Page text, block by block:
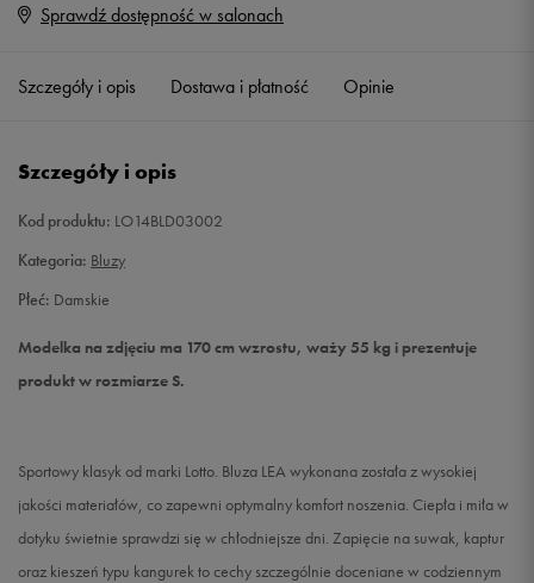
XS Powiadom o dostępności
S Powiadom o dostępności
Sprawdź dostępność w salonach
Szczegóły i opis Dostawa i płatność Opinie
Szczegóły i opis
Kod produktu: LO14BLD03002
Kategoria: Bluzy
Płeć: Damskie
Modelka na zdjęciu ma 170 cm wzrostu, waży 55 kg i prezentuje
produkt w rozmiarze S.
Sportowy klasyk od marki Lotto. Bluza LEA wykonana została z wysokiej
jakości materiałów, co zapewni optymalny komfort noszenia. Ciepła i miła w
dotyku świetnie sprawdzi się w chłodniejsze dni. Zapięcie na suwak, kaptur
oraz kieszeń typu kangurek to cechy szczególnie doceniane w codziennym